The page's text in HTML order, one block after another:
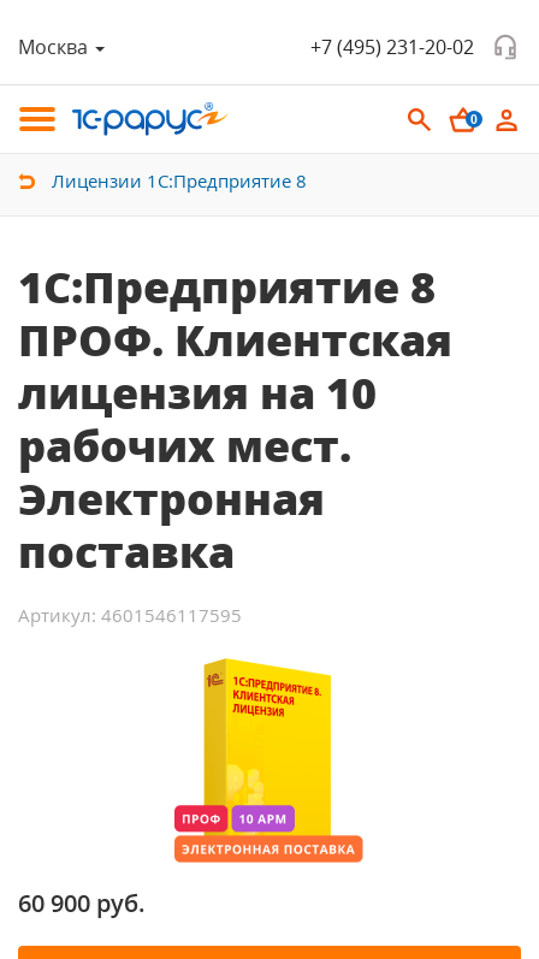
Москва +7 (495) 231-20-02
0
Лицензии 1С:Предприятие 8
1С:Предприятие 8
ПРОФ. Клиентская
лицензия на 10
рабочих мест.
Электронная
поставка
Артикул: 4601546117595
60 900 руб.